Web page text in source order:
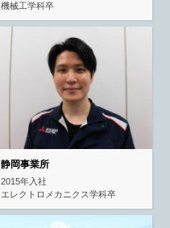
機械工学科卒
静岡事業所
2015年入社
エレクトロメカニクス学科卒